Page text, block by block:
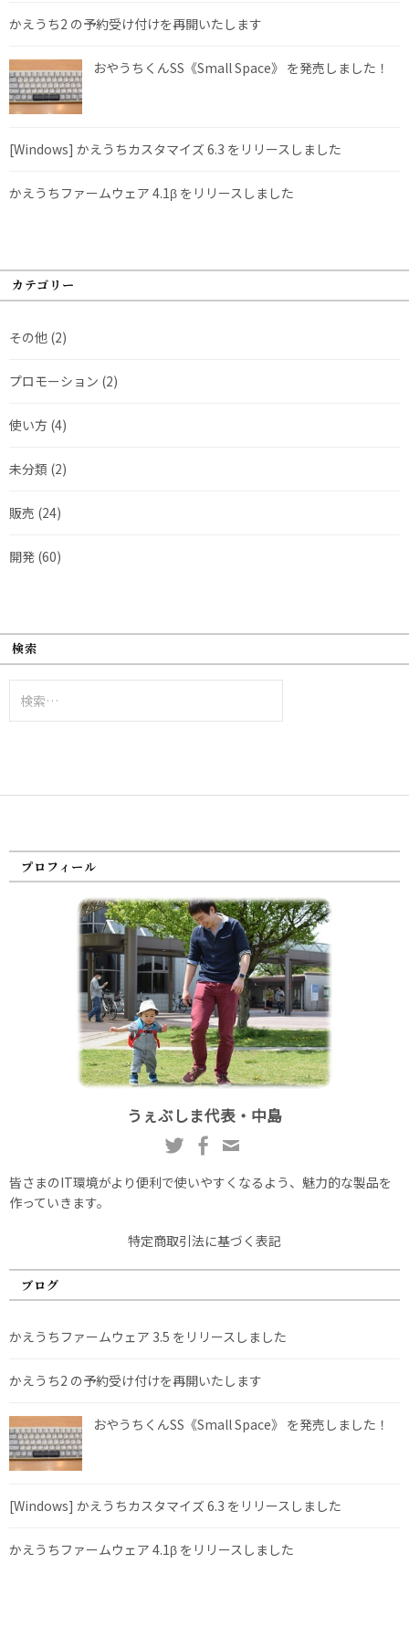
かえうち2 の予約受け付けを再開いたします
おやうちくんSS《Small Space》 を発売しました！
[Windows] かえうちカスタマイズ 6.3 をリリースしました
かえうちファームウェア 4.1β をリリースしました
カテゴリー
その他 (2)
プロモーション (2)
使い方 (4)
未分類 (2)
販売 (24)
開発 (60)
検索
索:
プロフィール
うぇぶしま代表・中島
皆さまのIT環境がより便利で使いやすくなるよう、魅力的な製品を
作っていきます。
特定商取引法に基づく表記
ブログ
かえうちファームウェア 3.5 をリリースしました
かえうち2 の予約受け付けを再開いたします
おやうちくんSS《Small Space》 を発売しました！
[Windows] かえうちカスタマイズ 6.3 をリリースしました
かえうちファームウェア 4.1β をリリースしました